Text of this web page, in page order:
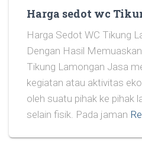
Harga sedot wc
Harga Sedot WC Tikung
Dengan Hasil
Tikung Lamongan Jasa
kegiatan atau aktivitas
oleh suatu pihak ke pihak
selain fisik. Pada jaman